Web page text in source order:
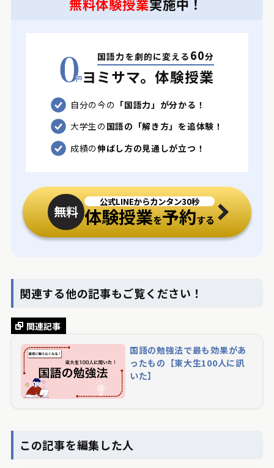
無料体験授業実施中！
国語力を劇的に変える 60分
ヨミサマ。体験授業
自分の今の 「国語力」が分かる！
大学生の国語の「解き方」を追体験！
成績の伸ばし方の見通しが立つ！
無料
公式LINEからカンタン30秒
体験授業を予約する
関連する他の記事もご覧ください！
関連記事
国語の勉強法で最も効果があ
ったもの【東大生100人に訊
いた】
この記事を編集した人